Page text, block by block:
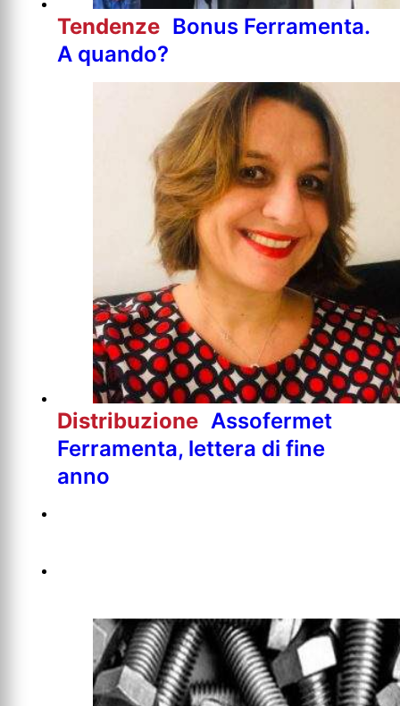
Tendenze Bonus Ferramenta.
A quando?
Distribuzione Assofermet
Ferramenta, lettera di fine
anno